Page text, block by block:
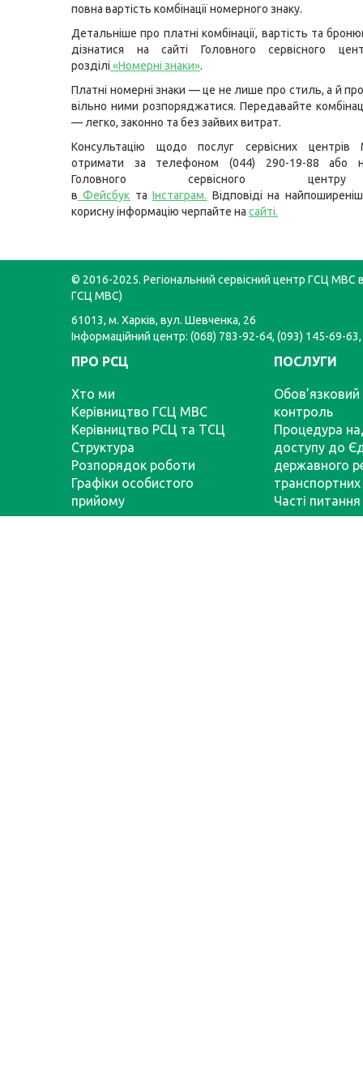
повна вартість комбінації номерного знаку.
Детальніше про платні комбінації, вартість та
дізнатися на сайті Головного сервісного
розділі «Номерні знаки».
Платні номерні знаки — це не лише про стиль, а й
вільно ними розпоряджатися. Передавайте
— легко, законно та без зайвих витрат.
Консультацію щодо послуг сервісних
отримати за телефоном (044) 290-19-88 або
Головного сервісного
в Фейсбук таІнстаграм. Відповіді на
корисну інформацію черпайте на сайті.
© 2016-2025. Регіональний сервісний центр ГСЦ МВС в
ГСЦ МВС)
61013, м. Харків, вул. Шевченка, 26
Інформаційний центр: (068) 783-92-64, (093) 145-69-
ПРО РСЦ
Хто ми
Керівництво ГСЦ МВС
Керівництво РСЦ та ТСЦ
Структура
Розпорядок роботи
Графіки особистого
прийому
ПОСЛУГИ
Обов’язковий
контроль
Процедура
доступу до
державного
транспортних
Часті питання